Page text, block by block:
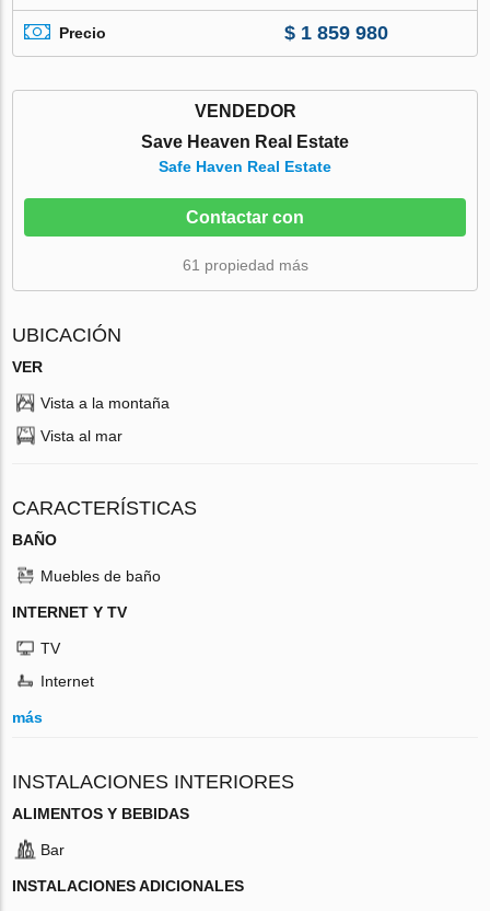
Precio $ 1 859 980
VENDEDOR
Save Heaven Real Estate
Safe Haven Real Estate
Contactar con
61 propiedad más
UBICACIÓN
VER
Vista a la montaña
Vista al mar
CARACTERÍSTICAS
BAÑO
Muebles de baño
INTERNET Y TV
TV
Internet
más
INSTALACIONES INTERIORES
ALIMENTOS Y BEBIDAS
Bar
INSTALACIONES ADICIONALES